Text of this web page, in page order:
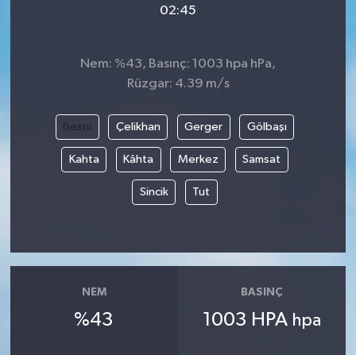
02:45
Nem: %43, Basınç: 1003 hpa hPa,
Rüzgar: 4.39 m/s
Besni Çelikhan Gerger Gölbaşı
Kahta Kâhta Merkez Samsat
Sincik Tut
NEM
%43
BASINÇ
1003 HPA hpa